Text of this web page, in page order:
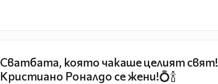
Сватбата, която чакаше целият свят!
Кристиано Роналдо се жени!💍🍾